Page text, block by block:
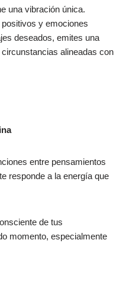
una vibración única.
y emociones
deseados, emites una
alineadas con
entre pensamientos
responde a la energía que
de tus
momento, especialmente